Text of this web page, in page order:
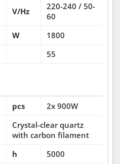
V/Hz
220-240 / 50-
60
W
1800
55
pcs 2x 900W
Crystal-clear quartz
with carbon filament
h
5000